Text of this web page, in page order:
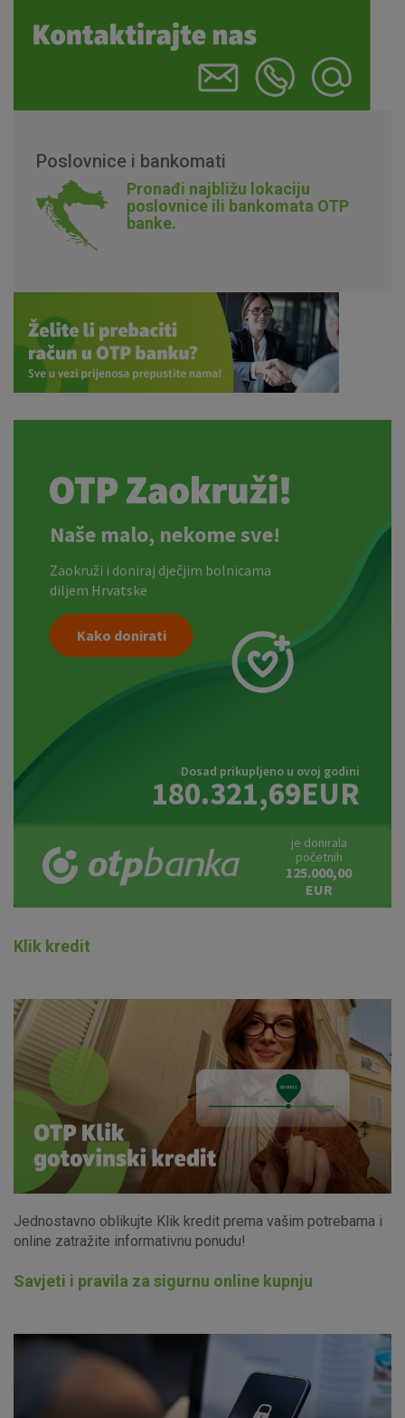
Poslovnice i bankomati
Pronađi najbližu lokaciju
poslovnice ili bankomata OTP
banke.
Naše malo, nekome sve!
Zaokruži i doniraj dječjim bolnicama
diljem Hrvatske
Kako donirati
Dosad prikupljeno u ovoj godini
180.321,69EUR
je donirala
početnih
125.000,00
EUR
Klik kredit
Jednostavno oblikujte Klik kredit prema vašim potrebama i
online zatražite informativnu ponudu!
Savjeti i pravila za sigurnu online kupnju